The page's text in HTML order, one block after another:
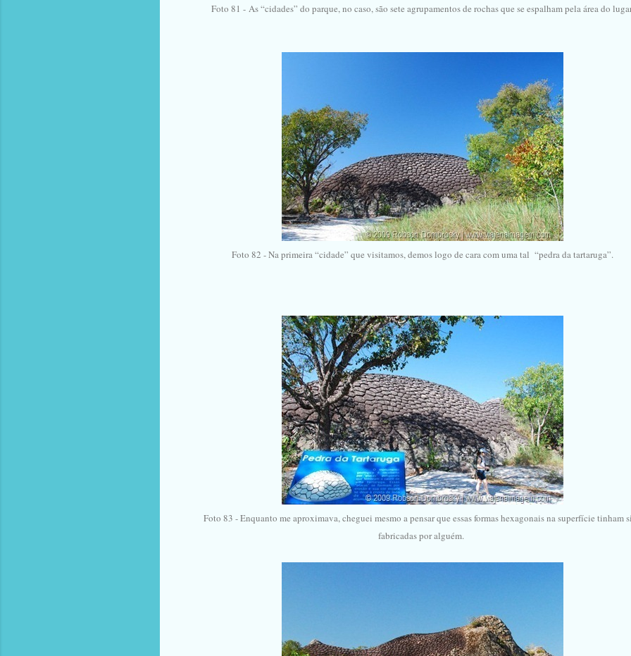
Foto 81 - As “cidades” do parque, no caso, são sete agrupamentos de rochas que se espalham pela área do
Foto 82 - Na primeira “cidade” que visitamos, demos logo de cara com uma tal “pedra da tartaruga”.
Foto 83 - Enquanto me aproximava, cheguei mesmo a pensar que essas formas hexagonais na superfície tinham
fabricadas por alguém.